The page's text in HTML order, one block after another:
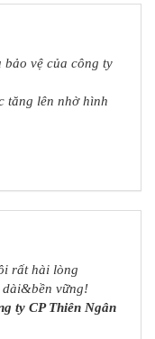
vệ của công ty
tăng lên nhờ hình
rất hài lòng
dài&bền vững!
ty CP Thiên Ngân